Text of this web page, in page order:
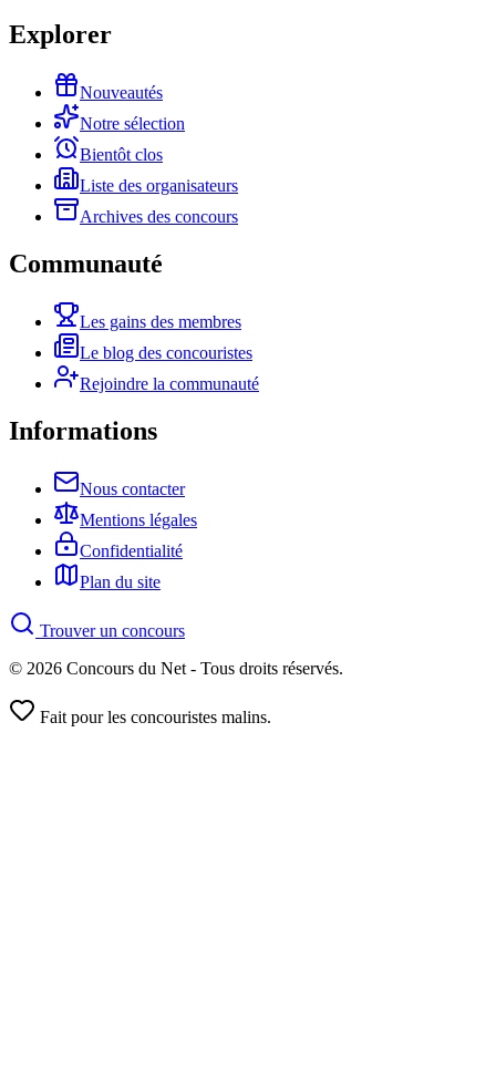
Explorer
Nouveautés
Notre sélection
Bientôt clos
Liste des organisateurs
Archives des concours
Communauté
Les gains des membres
Le blog des concouristes
Rejoindre la communauté
Informations
Nous contacter
Mentions légales
Confidentialité
Plan du site
Trouver un concours
© 2026 Concours du Net - Tous droits réservés.
Fait pour les concouristes malins.